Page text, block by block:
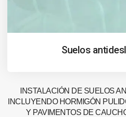
Suelos
INSTALACIÓN DE SUELOS
INCLUYENDO HORMIGÓN
Y PAVIMENTOS DE